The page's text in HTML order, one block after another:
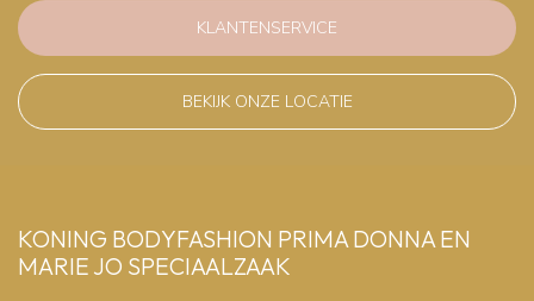
KLANTENSERVICE
BEKIJK ONZE LOCATIE
KONING BODYFASHION PRIMA DONNA EN
MARIE JO SPECIAALZAAK